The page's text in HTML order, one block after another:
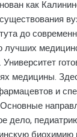
как
до
лучших
медицины.
и
дело,